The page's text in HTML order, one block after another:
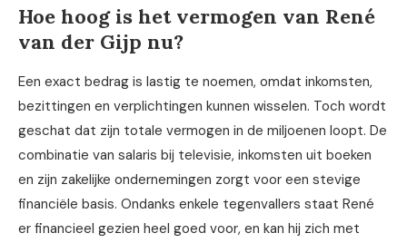
Hoe hoog is het vermogen van René
van der Gijp nu?
Een exact bedrag is lastig te noemen, omdat inkomsten,
bezittingen en verplichtingen kunnen wisselen. Toch wordt
geschat dat zijn totale vermogen in de miljoenen loopt. De
combinatie van salaris bij televisie, inkomsten uit boeken
en zijn zakelijke ondernemingen zorgt voor een stevige
financiële basis. Ondanks enkele tegenvallers staat René
er financieel gezien heel goed voor, en kan hij zich met